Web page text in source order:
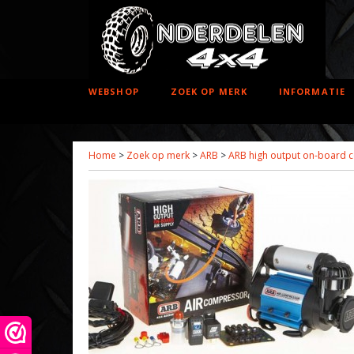
WEBSHOP ZOEK OP MERK INFORMATIE
Home > Zoek op merk >ARB >ARB high output on-board